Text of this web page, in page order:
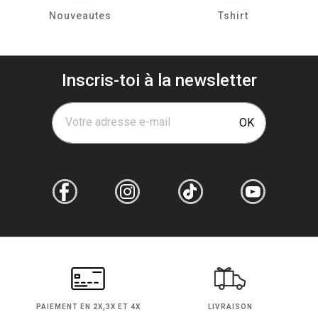
Nouveautes Tshirt
Inscris-toi à la newsletter
Votre adresse e-mail OK
PAIEMENT EN 2X,3X ET 4X LIVRAISON